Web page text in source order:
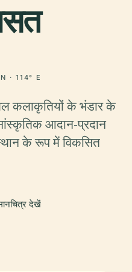
· 114° E
कलाकृतियों के भंडार के
आदान-प्रदान
के रूप में विकसित
देखें